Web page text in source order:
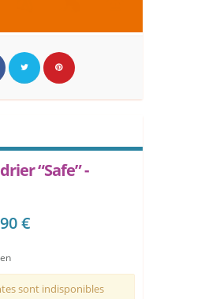
“Safe” -
€
sont indisponibles